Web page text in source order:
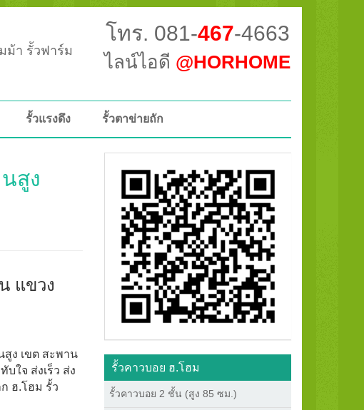
ม้า รั้วฟาร์ม
โทร. 081-467-4663
ไลน์ไอดี @HORHOME
รั้วแรงดึง รั้วตาข่ายถัก
สูง
แขวง
สูง เขต สะพาน
ใจ ส่งเร็ว ส่ง
ฮ.โฮม รั้ว
รั้วคาวบอย ฮ.โฮม
รั้วคาวบอย 2 ชั้น (สูง 85 ซม.)